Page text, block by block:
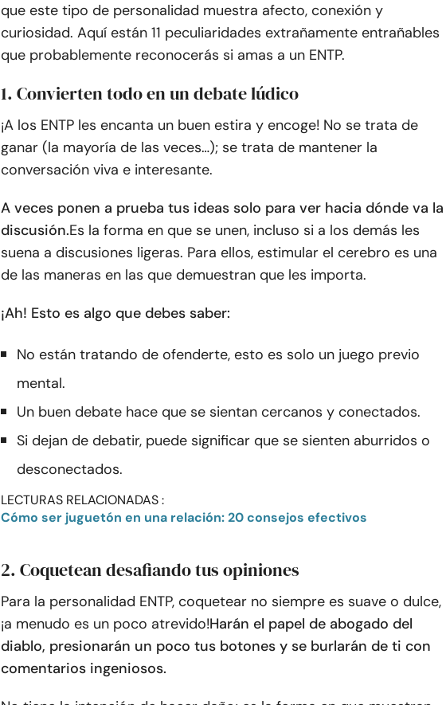
que este tipo de personalidad muestra afecto, conexión y
curiosidad. Aquí están 11 peculiaridades extrañamente entrañables
que probablemente reconocerás si amas a un ENTP.
1. Convierten todo en un debate lúdico
¡A los ENTP les encanta un buen estira y encoge! No se trata de
ganar (la mayoría de las veces…); se trata de mantener la
conversación viva e interesante.
A veces ponen a prueba tus ideas solo para ver hacia dónde va la
discusión.Es la forma en que se unen, incluso si a los demás les
suena a discusiones ligeras. Para ellos, estimular el cerebro es una
de las maneras en las que demuestran que les importa.
¡Ah! Esto es algo que debes saber:
No están tratando de ofenderte, esto es solo un juego previo
mental.
Un buen debate hace que se sientan cercanos y conectados.
Si dejan de debatir, puede significar que se sienten aburridos o
desconectados.
LECTURAS RELACIONADAS :
Cómo ser juguetón en una relación: 20 consejos efectivos
2. Coquetean desafiando tus opiniones
Para la personalidad ENTP, coquetear no siempre es suave o dulce,
¡a menudo es un poco atrevido!Harán el papel de abogado del
diablo, presionarán un poco tus botones y se burlarán de ti con
comentarios ingeniosos.